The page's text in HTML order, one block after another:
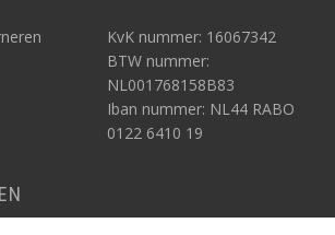
KvK nummer: 16067342
BTW nummer:
NL001768158B83
Iban nummer: NL44 RABO
0122 6410 19